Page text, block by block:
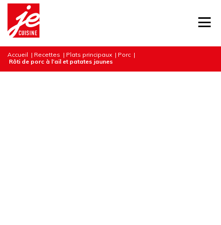
Accueil | Recettes | Plats principaux | Porc |
Rôti de porc à l’ail et patates jaunes